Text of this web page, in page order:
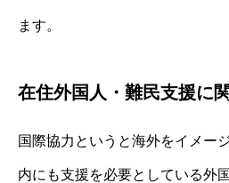
ます。
在住外国人・難民支援に
国際協力というと海外をイメー
内にも支援を必要としている外